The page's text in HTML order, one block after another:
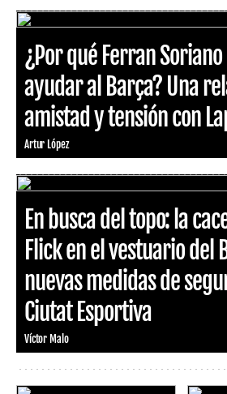
¿Por qué Ferran
ayudar al Barça? Una
amistad y tensión con
Artur López
En busca del topo: la
Flick en el vestuario del
nuevas medidas de
Ciutat Esportiva
Víctor Malo